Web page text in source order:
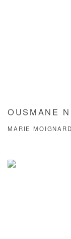
OUSMANE
MARIE